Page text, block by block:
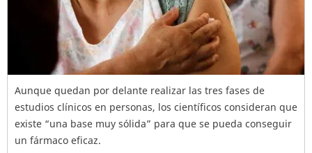
Aunque quedan por delante realizar las tres fases de
estudios clínicos en personas, los científicos consideran que
existe “una base muy sólida” para que se pueda conseguir
un fármaco eficaz.